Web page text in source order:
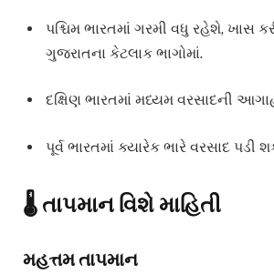
પશ્ચિમ ભારતમાં ગરમી વધુ રહેશે, ખાસ
ગુજરાતના કેટલાક ભાગોમાં.
દક્ષિણ ભારતમાં મધ્યમ વરસાદની
પૂર્વ ભારતમાં ક્યારેક ભારે વરસાદ પડી
🌡️ તાપમાન વિશે માહિતી
મહત્તમ તાપમાન